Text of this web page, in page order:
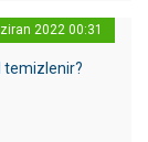
2022 00:31
temizlenir?